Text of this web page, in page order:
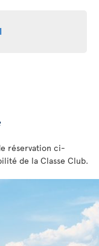
réservation ci-
de la Classe Club.